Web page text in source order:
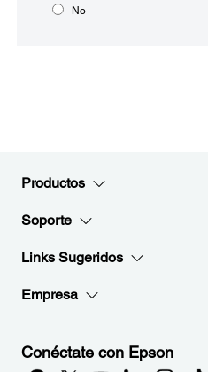
No
Productos
Soporte
Links Sugeridos
Empresa
Conéctate con Epson